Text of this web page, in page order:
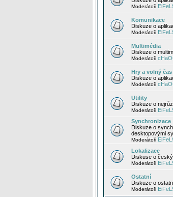
Moderátoři
Komunikace
Diskuze o
Moderátoři
Multimédia
Diskuze o
Moderátoři
Hry a volný čas
Diskuze o
Moderátoři
Utility
Diskuze o
Moderátoři
Synchronizace
Diskuze o
desktopovými
Moderátoři
Lokalizace
Diskuse o
Moderátoři
Ostatní
Diskuze o
Moderátoři